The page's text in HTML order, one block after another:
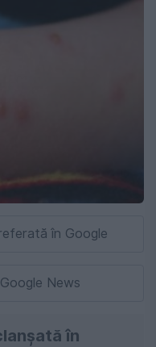
în Google
News
în